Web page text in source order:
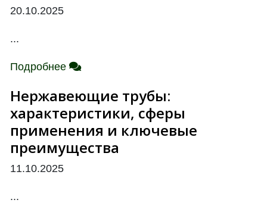
20.10.2025
...
Подробнее
Нержавеющие трубы:
характеристики, сферы
применения и ключевые
преимущества
11.10.2025
...